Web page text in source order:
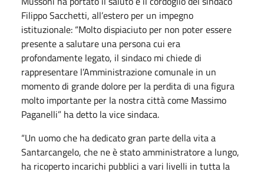
Filippo Sacchetti, all’estero per un impegno
istituzionale: “Molto dispiaciuto per non poter essere
presente a salutare una persona cui era
profondamente legato, il sindaco mi chiede di
rappresentare l’Amministrazione comunale in un
momento di grande dolore per la perdita di una figura
molto importante per la nostra città come Massimo
Paganelli” ha detto la vice sindaca.
“Un uomo che ha dedicato gran parte della vita a
Santarcangelo, che ne è stato amministratore a lungo,
ha ricoperto incarichi pubblici a vari livelli in tutta la